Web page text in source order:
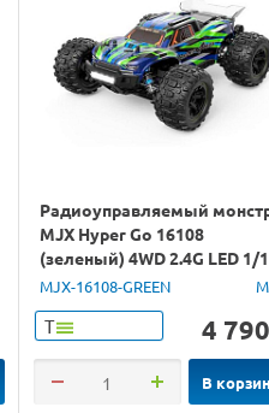
Радиоуправляемый
MJX Hyper Go 16108
(зеленый) 4WD 2.4G LED 1/
RTR
MJX-16108-GREEN
Т 4 790
В